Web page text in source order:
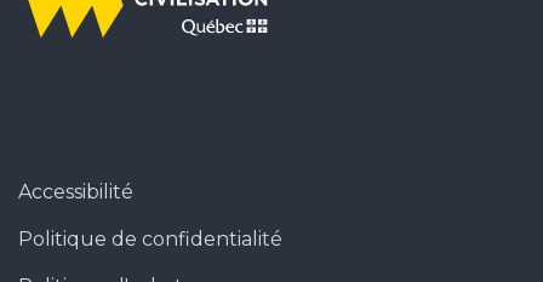
Accessibilité
Politique de confidentialité